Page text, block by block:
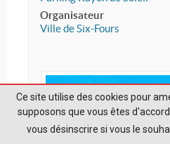
Organisateur
Ville de Six-Fours
Ce site utilise des cookies pour
supposons que vous êtes
vous désinscrire si vous le